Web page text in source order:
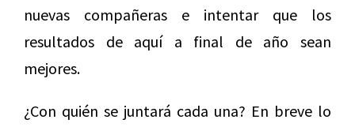
nuevas compañeras e intentar que los
resultados de aquí a final de año sean
mejores.
¿Con quién se juntará cada una? En breve lo